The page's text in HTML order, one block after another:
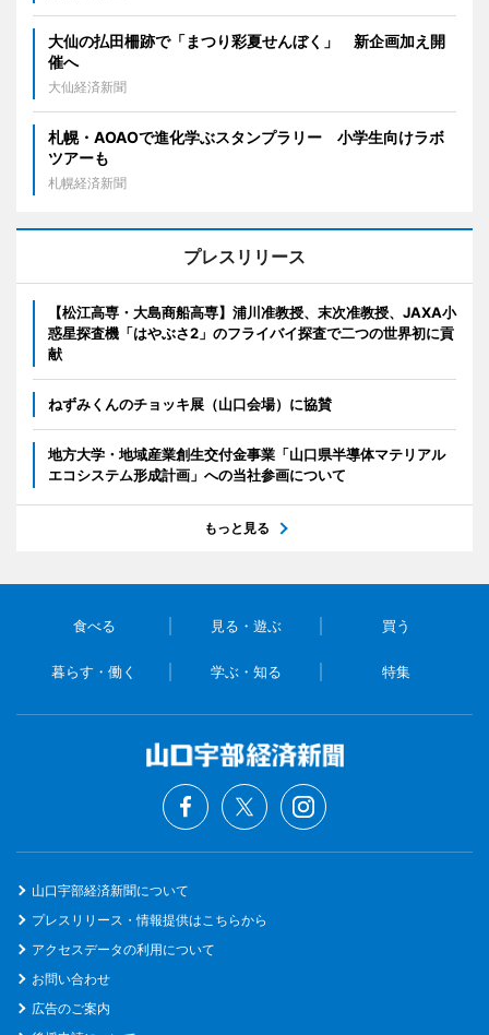
大仙の払田柵跡で「まつり彩夏せんぼく」 新企画加え開
催へ
大仙経済新聞
札幌・AOAOで進化学ぶスタンプラリー 小学生向けラボ
ツアーも
札幌経済新聞
プレスリリース
【松江高専・大島商船高専】浦川准教授、末次准教授、JAXA小
惑星探査機「はやぶさ2」のフライバイ探査で二つの世界初に貢
献
ねずみくんのチョッキ展（山口会場）に協賛
地方大学・地域産業創生交付金事業「山口県半導体マテリアル
エコシステム形成計画」への当社参画について
もっと見る
食べる 見る・遊ぶ 買う
暮らす・働く 学ぶ・知る 特集
山口宇部経済新聞について
プレスリリース・情報提供はこちらから
アクセスデータの利用について
お問い合わせ
広告のご案内